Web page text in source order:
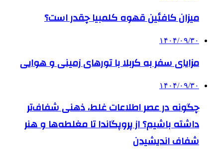
میزان کافئین قهوه کلمبیا چقدر است؟
۱۴۰۴/۰۹/۳۰
مزایای سفر به کربلا با تورهای زمینی و هوایی
۱۴۰۴/۰۹/۳۰
چگونه در عصر اطلاعات غلط، ذهنی شفاف‌تر
داشته باشیم؟ از پروپگاندا تا مغلطه‌ها و هنر
شفاف اندیشیدن